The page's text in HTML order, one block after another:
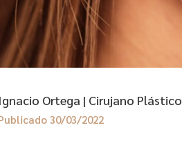
Ignacio Ortega | Cirujano Plástico
30/03/2022